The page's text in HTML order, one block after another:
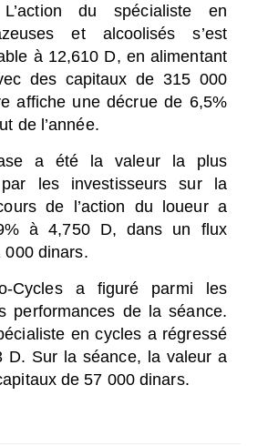
du spécialiste en
et alcoolisés s’est
à 12,610 D, en alimentant
des capitaux de 315 000
affiche une décrue de 6,5%
de l’année.
a été la valeur la plus
par les investisseurs sur la
de l’action du loueur a
à 4,750 D, dans un flux
000 dinars.
Cycles a figuré parmi les
performances de la séance.
en cycles a régressé
D. Sur la séance, la valeur a
de 57 000 dinars.